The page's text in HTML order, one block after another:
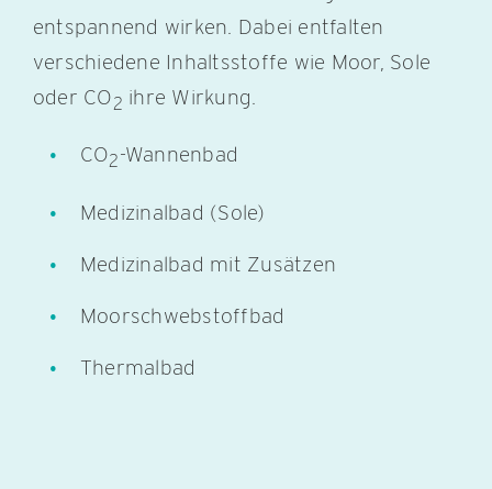
KARRIERE
KONTAKT
entspannend wirken. Dabei entfalten
verschiedene Inhaltsstoffe wie Moor, Sole
oder CO2 ihre Wirkung.
CO2-Wannenbad
Medizinalbad (Sole)
Medizinalbad mit Zusätzen
Moorschwebstoffbad
Thermalbad